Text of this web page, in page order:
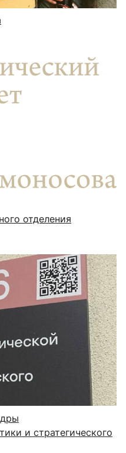
отделения
и стратегического